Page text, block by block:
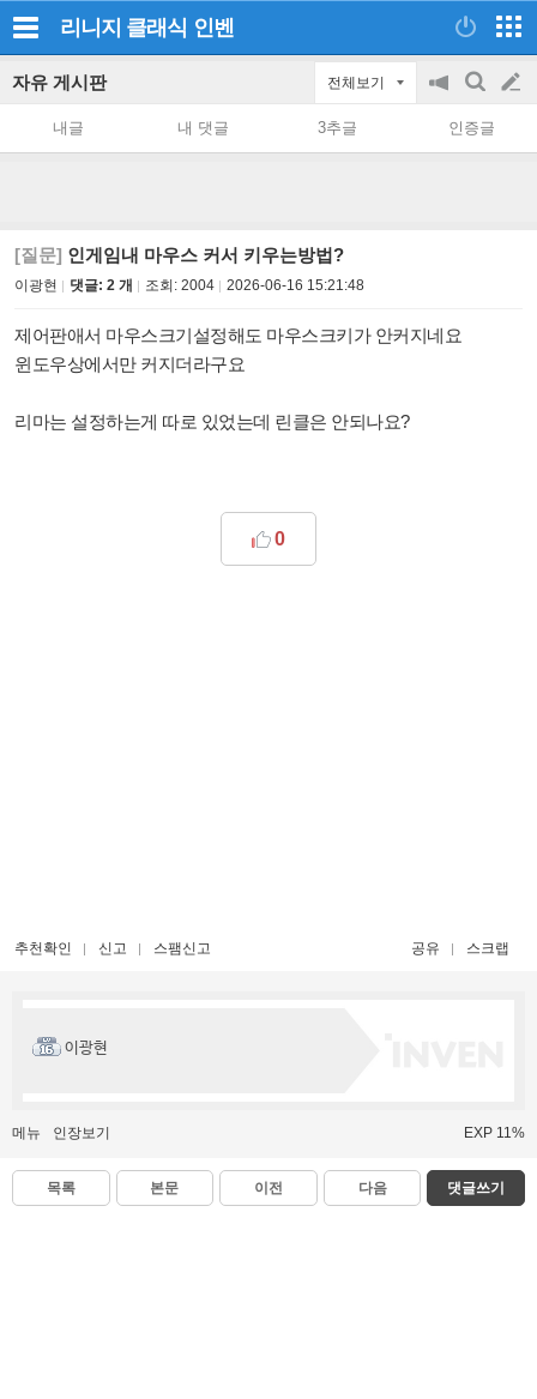
리니지 클래식 인벤
자유 게시판 전체보기
공
on/off
검
색
글
쓰
내글 내 댓글 3추글 인증글
[질문] 인게임내 마우스 커서 키우는방법?
이광현 댓글: 2 개 조회: 2004 2026-06-16 15:21:48
제어판애서 마우스크기설정해도 마우스크키가 안커지네요
윈도우상에서만 커지더라구요
리마는 설정하는게 따로 있었는데 린클은 안되나요?
0
추천확인 신고 스팸신고 공유 스크랩
이광현
메뉴 인장보기 EXP 11%
목록 본문 이전 다음 댓글쓰기